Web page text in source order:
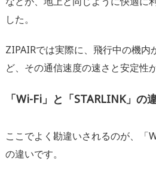
した。
ZIPAIRでは実際に、飛行中の機内
ど、その通信速度の速さと安定性
「Wi-Fi」と「STARLINK」の
ここでよく勘違いされるのが、「
の違いです。